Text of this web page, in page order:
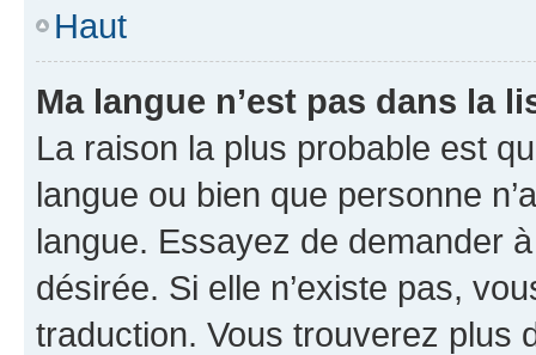
Haut
Ma langue n’est pas dans la
La raison la plus probable est
langue ou bien que personne
langue. Essayez de demander
désirée. Si elle n’existe pas,
traduction. Vous trouverez plus